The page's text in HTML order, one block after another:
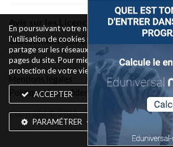
Avis sur les Licences & Bachelors
Classement des Écoles
Conditions d’utilisation
Politique de confidentialité
Widget
Copyright © 2026 - Silkwires. Tous droits
En poursuivant votre navigation sur ce site,
l'utilisation de cookies pour le fonctionnement
partage sur les réseaux sociaux et la mesure
pages du site. Pour mieux comprendre notre
protection de votre vie privée, rendez-vous ici
ACCEPTER
PARAMÉTRER